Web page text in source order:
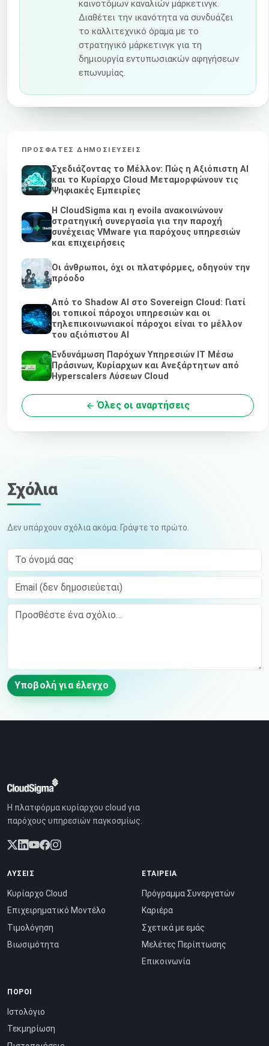
καινοτόμων καναλιών μάρκετινγκ.
Διαθέτει την ικανότητα να συνδυάζει
το καλλιτεχνικό όραμα με το
στρατηγικό μάρκετινγκ για τη
δημιουργία εντυπωσιακών αφηγήσεων
επωνυμίας.
ΠΡΌΣΦΑΤΕΣ ΔΗΜΟΣΙΕΎΣΕΙΣ
Σχεδιάζοντας το Μέλλον: Πώς η Αξιόπιστη AI
και το Κυρίαρχο Cloud Μεταμορφώνουν τις
Ψηφιακές Εμπειρίες
Η CloudSigma και η evoila ανακοινώνουν
στρατηγική συνεργασία για την παροχή
συνέχειας VMware για παρόχους υπηρεσιών
και επιχειρήσεις
Οι άνθρωποι, όχι οι πλατφόρμες, οδηγούν την
πρόοδο
Από το Shadow AI στο Sovereign Cloud: Γιατί
οι τοπικοί πάροχοι υπηρεσιών και οι
τηλεπικοινωνιακοί πάροχοι είναι το μέλλον
του αξιόπιστου AI
Ενδυνάμωση Παρόχων Υπηρεσιών IT Μέσω
Πράσινων, Κυρίαρχων και Ανεξάρτητων από
Hyperscalers Λύσεων Cloud
Όλες οι αναρτήσεις
Σχόλια
Δεν υπάρχουν σχόλια ακόμα. Γράψτε το πρώτο.
Το όνομά σας
Email (δεν δημοσιεύεται)
Comment
Υποβολή για έλεγχο
Η πλατφόρμα κυρίαρχου cloud για
παρόχους υπηρεσιών παγκοσμίως.
ΛΎΣΕΙΣ
Κυρίαρχο Cloud
Επιχειρηματικό Μοντέλο
Τιμολόγηση
Βιωσιμότητα
ΕΤΑΙΡΕΊΑ
Πρόγραμμα Συνεργατών
Καριέρα
Σχετικά με εμάς
Μελέτες Περίπτωσης
Επικοινωνία
ΠΌΡΟΙ
Ιστολόγιο
Τεκμηρίωση